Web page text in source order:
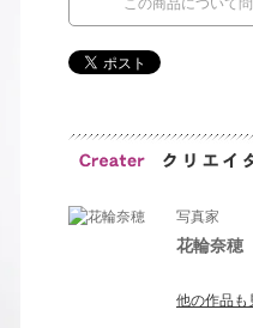
写真家
花輪奈穂
他の作品も